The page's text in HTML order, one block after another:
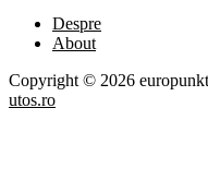
Despre
About
Copyright © 2026
utos.ro